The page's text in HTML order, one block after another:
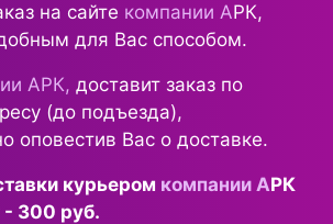
на сайте компании АРК,
для Вас способом.
АРК, доставит заказ по
(до подъезда),
оповестив Вас о доставке.
курьером компании АРК
- 300 руб.